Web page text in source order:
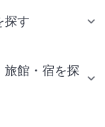
探す
旅館・宿を探